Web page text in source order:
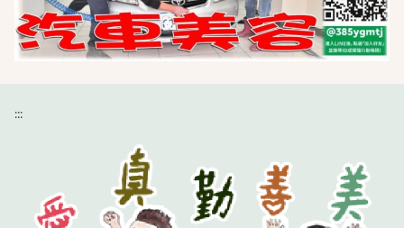
:::